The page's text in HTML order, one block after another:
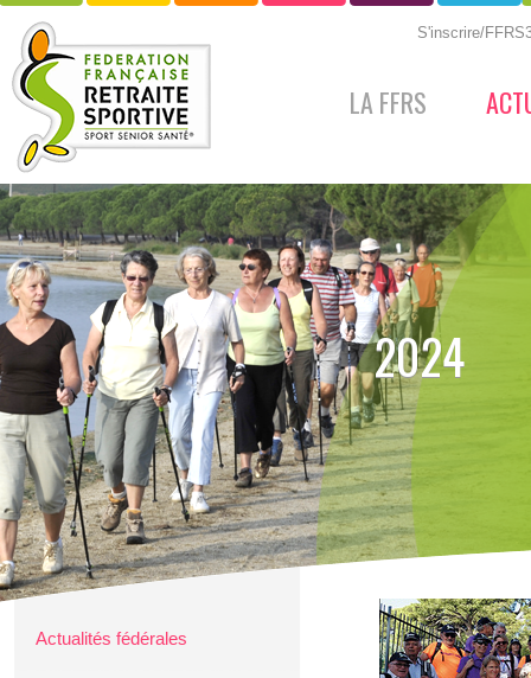
S'inscrire/
LA FFRS
Actualités fédérales
2024